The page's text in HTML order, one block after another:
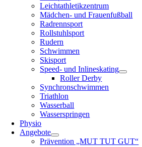
Leichtathletikzentrum
Mädchen- und Frauenfußball
Radrennsport
Rollstuhlsport
Rudern
Schwimmen
Skisport
Speed- und Inlineskating
Roller Derby
Synchronschwimmen
Triathlon
Wasserball
Wasserspringen
Physio
Angebote
Prävention „MUT TUT GUT“